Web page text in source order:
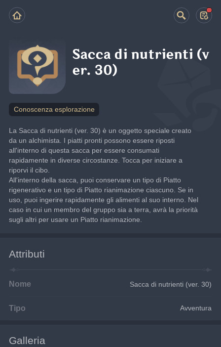
Sacca di nutrienti (v
er. 30)
Conoscenza esplorazione
La Sacca di nutrienti (ver. 30) è un oggetto speciale creato
da un alchimista. I piatti pronti possono essere riposti
all'interno di questa sacca per essere consumati
rapidamente in diverse circostanze. Tocca per iniziare a
riporvi il cibo.
All'interno della sacca, puoi conservare un tipo di Piatto
rigenerativo e un tipo di Piatto rianimazione ciascuno. Se in
uso, puoi ingerire rapidamente gli alimenti al suo interno. Nel
caso in cui un membro del gruppo sia a terra, avrà la priorità
sugli altri per usare un Piatto rianimazione.
Attributi
Nome Sacca di nutrienti (ver. 30)
Tipo Avventura
Galleria